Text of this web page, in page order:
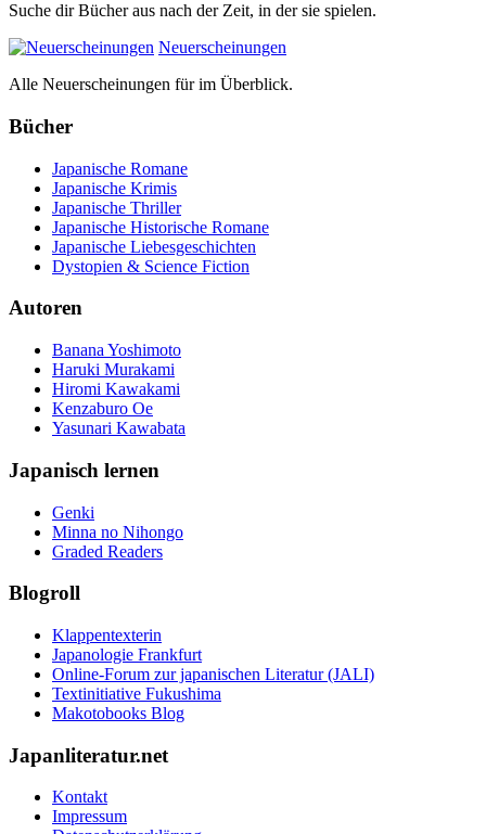
Suche dir Bücher aus nach der Zeit, in der sie spielen.
Neuerscheinungen
Alle Neuerscheinungen für im Überblick.
Bücher
Japanische Romane
Japanische Krimis
Japanische Thriller
Japanische Historische Romane
Japanische Liebesgeschichten
Dystopien & Science Fiction
Autoren
Banana Yoshimoto
Haruki Murakami
Hiromi Kawakami
Kenzaburo Oe
Yasunari Kawabata
Japanisch lernen
Genki
Minna no Nihongo
Graded Readers
Blogroll
Klappentexterin
Japanologie Frankfurt
Online-Forum zur japanischen Literatur (JALI)
Textinitiative Fukushima
Makotobooks Blog
Japanliteratur.net
Kontakt
Impressum